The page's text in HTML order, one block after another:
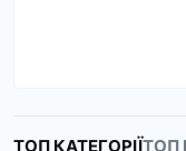
ТОП КАТЕГОРІЇТОП